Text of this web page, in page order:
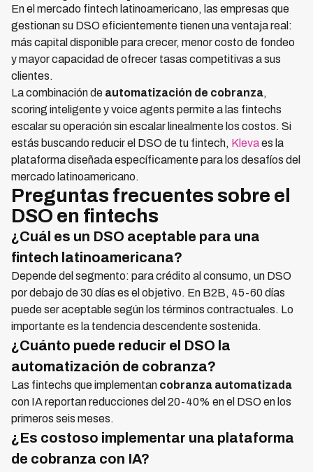
En el mercado fintech latinoamericano, las empresas que
gestionan su DSO eficientemente tienen una ventaja real:
más capital disponible para crecer, menor costo de fondeo
y mayor capacidad de ofrecer tasas competitivas a sus
clientes.
La combinación de automatización de cobranza,
scoring inteligente y voice agents permite a las fintechs
escalar su operación sin escalar linealmente los costos. Si
estás buscando reducir el DSO de tu fintech, Klevaes la
plataforma diseñada específicamente para los desafíos del
mercado latinoamericano.
Preguntas frecuentes sobre el
DSO en fintechs
¿Cuál es un DSO aceptable para una
fintech latinoamericana?
Depende del segmento: para crédito al consumo, un DSO
por debajo de 30 días es el objetivo. En B2B, 45-60 días
puede ser aceptable según los términos contractuales. Lo
importante es la tendencia descendente sostenida.
¿Cuánto puede reducir el DSO la
automatización de cobranza?
Las fintechs que implementan cobranza automatizada
con IA reportan reducciones del 20-40% en el DSO en los
primeros seis meses.
¿Es costoso implementar una plataforma
de cobranza con IA?